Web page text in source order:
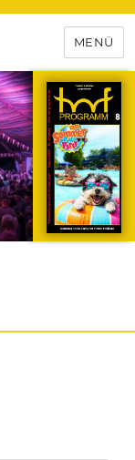
MENÜ